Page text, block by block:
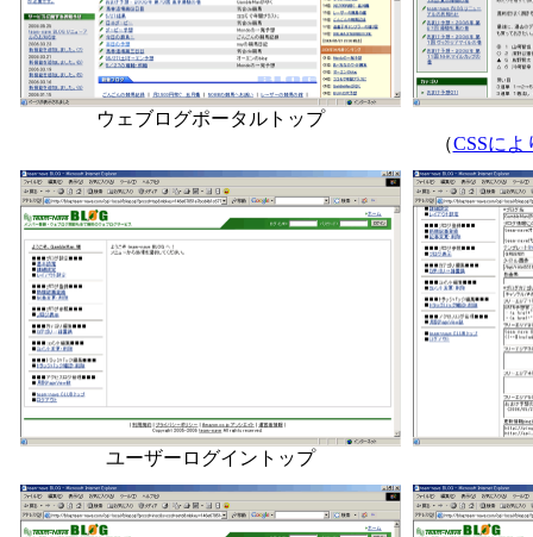
ウェブログポータルトップ
（CSSに
ユーザーログイントップ